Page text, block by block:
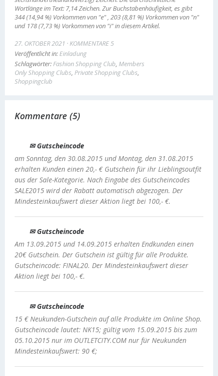
Wortlänge im Text: 7,14 Zeichen. Zur Buchstabenhäufigkeit, es gibt
344 (14,94 %) Vorkommen von "e" , 203 (8,81 %) Vorkommen von "n"
und 178 (7,73 %) Vorkommen von "i" in diesem Artikel.
27. OKTOBER 2021 KOMMENTARE 5
Veröffentlicht in:Einladung
Schlagwörter:Fashion Shopping Club, Members
Only Shopping Clubs, Private Shopping Clubs,
Shoppingclub
Kommentare (5)
✉ Gutscheincode
am Sonntag, den 30.08.2015 und Montag, den 31.08.2015
erhalten Kunden einen 20,- € Gutschein für ihr Lieblingsoutfit
aus der Sale-Kategorie. Nach Eingabe des Gutscheincodes
SALE2015 wird der Rabatt automatisch abgezogen. Der
Mindesteinkaufswert dieser Aktion liegt bei 100,- €.
✉ Gutscheincode
Am 13.09.2015 und 14.09.2015 erhalten Endkunden einen
20€ Gutschein. Der Gutschein ist gültig für alle Produkte.
Gutscheincode: FINAL20. Der Mindesteinkaufswert dieser
Aktion liegt bei 100,- €.
✉ Gutscheincode
15 € Neukunden-Gutschein auf alle Produkte im Online Shop.
Gutscheincode lautet: NK15; gültig vom 15.09.2015 bis zum
05.10.2015 nur im OUTLETCITY.COM nur für Neukunden
Mindesteinkaufswert: 90 €;